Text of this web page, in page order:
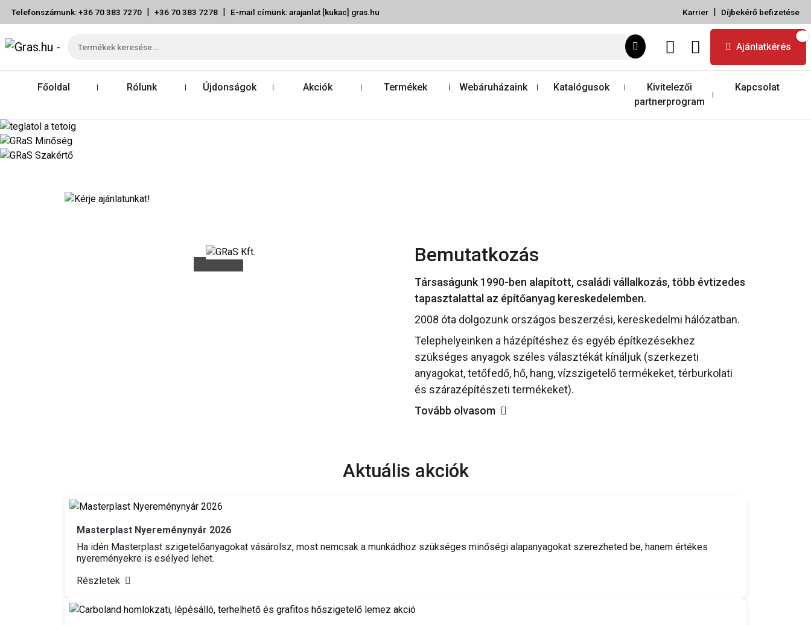
Telefonszámunk: +36 70 383 7270 | +36 70 383 7278 | E-mail címünk: arajanlat [kukac] gras.hu Karrier | Díjbekérő befizetése
Ajánlatkérés
Főoldal Rólunk Újdonságok Akciók Termékek Webáruházaink Katalógusok
Kivitelezői
partnerprogram
Kapcsolat
Bemutatkozás
Társaságunk 1990-ben alapított, családi vállalkozás, több évtizedes
tapasztalattal az építőanyag kereskedelemben.
2008 óta dolgozunk országos beszerzési, kereskedelmi hálózatban.
Telephelyeinken a házépítéshez és egyéb építkezésekhez
szükséges anyagok széles választékát kínáljuk (szerkezeti
anyagokat, tetőfedő, hő, hang, vízszigetelő termékeket, térburkolati
és szárazépítészeti termékeket).
Tovább olvasom
Aktuális akciók
Masterplast Nyereménynyár 2026
Ha idén Masterplast szigetelőanyagokat vásárolsz, most nemcsak a munkádhoz szükséges minőségi alapanyagokat szerezheted be, hanem értékes
nyereményekre is esélyed lehet.
Részletek